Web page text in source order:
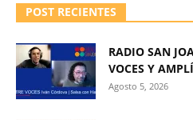
POST RECIENTES
RADIO SAN
VOCES Y
Agosto 5, 2026